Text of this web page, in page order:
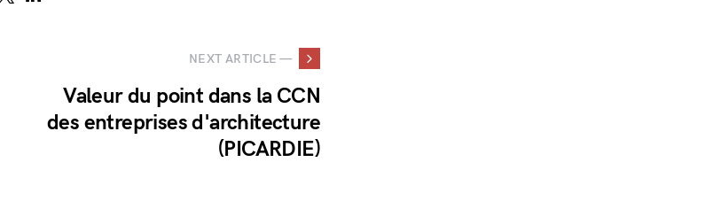
NEXT ARTICLE —
Valeur du point dans la CCN
des entreprises d'architecture
(PICARDIE)